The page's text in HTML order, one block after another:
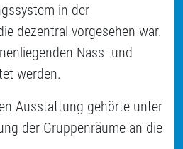
in der
dezentral vorgesehen war.
Nass- und
werden.
Ausstattung gehörte unter
der Gruppenräume an die